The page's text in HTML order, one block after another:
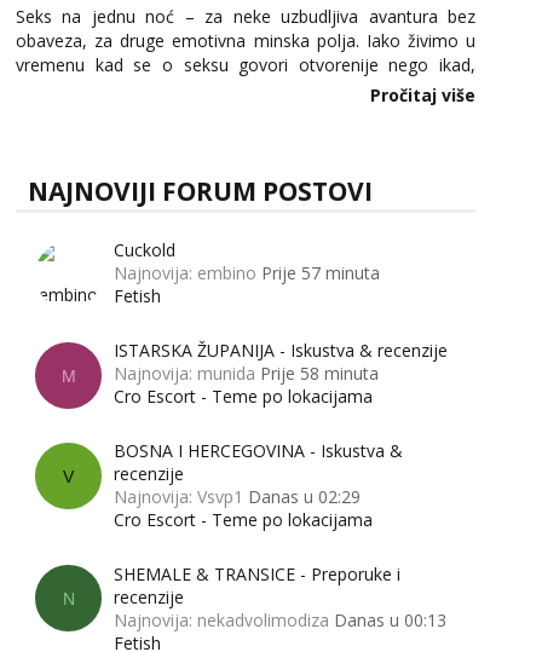
Seks na jednu noć – za neke uzbudljiva avantura bez
obaveza, za druge emotivna minska polja. Iako živimo u
vremenu kad se o seksu govori otvorenije nego ikad,
tema „jedne noći strasti“ i dalje izaziva burne rasprave. Što
Pročitaj više
NAJNOVIJI FORUM POSTOVI
Cuckold
Najnovija: embino Prije 57 minuta
Fetish
M
ISTARSKA ŽUPANIJA - Iskustva & recenzije
Najnovija: munida Prije 58 minuta
Cro Escort - Teme po lokacijama
V
BOSNA I HERCEGOVINA - Iskustva &
recenzije
Najnovija: Vsvp1 Danas u 02:29
Cro Escort - Teme po lokacijama
N
SHEMALE & TRANSICE - Preporuke i
recenzije
Najnovija: nekadvolimodiza Danas u 00:13
Fetish